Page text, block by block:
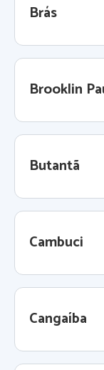
Brás
Brooklin
Butantã
Cambuci
Cangaíba